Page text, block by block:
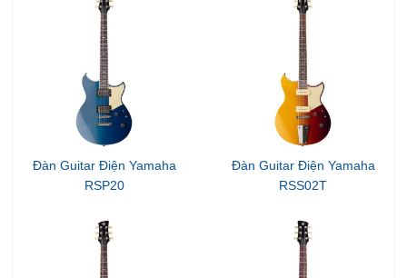
Đàn Guitar Điện Yamaha
RSP20
Đàn Guitar Điện Yamaha
RSS02T